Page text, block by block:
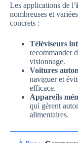
Les applications de l’
nombreuses et
concrets :
Téléviseurs
recommander
visionnage.
Voitures
naviguer et
efficace.
Appareils
qui gèrent
alimentaires.